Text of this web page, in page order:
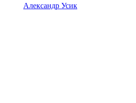
Александр Усик